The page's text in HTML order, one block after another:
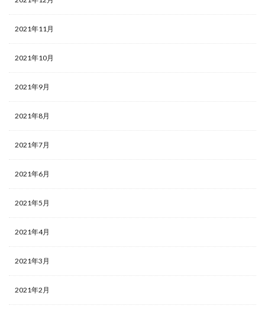
2021年11月
2021年10月
2021年9月
2021年8月
2021年7月
2021年6月
2021年5月
2021年4月
2021年3月
2021年2月